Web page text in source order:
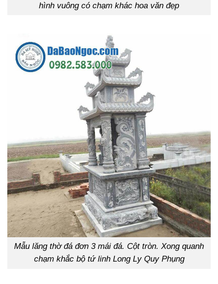
hình vuông có chạm khác hoa văn đẹp
Mẫu lăng thờ đá đơn 3 mái đá. Cột tròn. Xong quanh
chạm khắc bộ tứ linh Long Ly Quy Phụng